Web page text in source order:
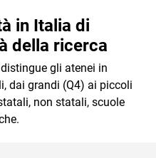
in Italia di
della ricerca
gli atenei in
dai grandi (Q4) ai piccoli
non statali, scuole